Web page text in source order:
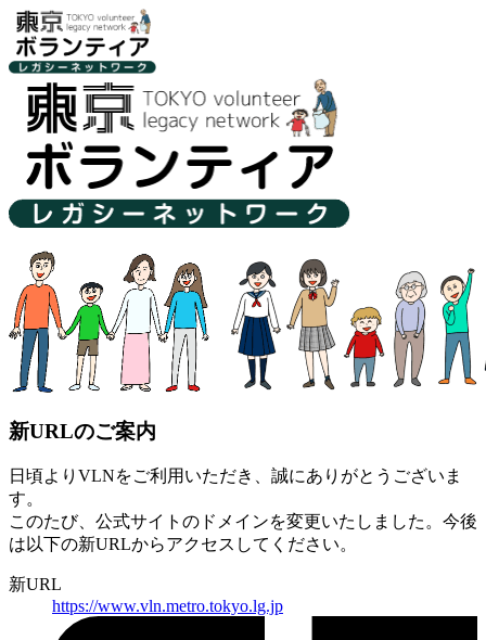
新URLのご案内
日頃よりVLNをご利用いただき、誠にありがとうございま
す。
このたび、公式サイトのドメインを変更いたしました。 今後
は以下の新URLからアクセスしてください。
新URL
https://www.vln.metro.tokyo.lg.jp